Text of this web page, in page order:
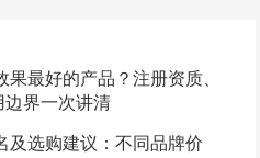
最好的产品？注册资质、
界一次讲清
及选购建议：不同品牌价